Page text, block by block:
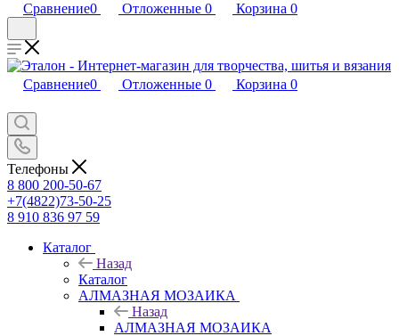
Сравнение0 Отложенные 0 Корзина 0
Сравнение0 Отложенные 0 Корзина 0
Телефоны
8 800 200-50-67
+7(4822)73-50-25
8 910 836 97 59
Каталог
Назад
Каталог
АЛМАЗНАЯ МОЗАИКА
Назад
АЛМАЗНАЯ МОЗАИКА